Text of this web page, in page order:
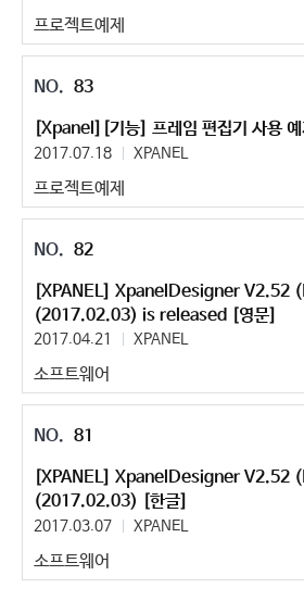
프로젝트예제
83
[Xpanel][기능] 프레임 편집기 사용 예
2017.07.18 XPANEL
프로젝트예제
82
[XPANEL] XpanelDesigner V2.52
(2017.02.03) is released [영문]
2017.04.21 XPANEL
소프트웨어
81
[XPANEL] XpanelDesigner V2.52
(2017.02.03) [한글]
2017.03.07 XPANEL
소프트웨어